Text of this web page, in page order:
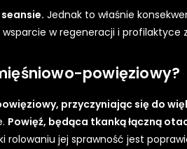
Jednak to właśnie
w regeneracji i profilaktyce
powięziowy?
przyczyniając się do
Powięź, będąca tkanką łączną
rolowaniu jej sprawność jest